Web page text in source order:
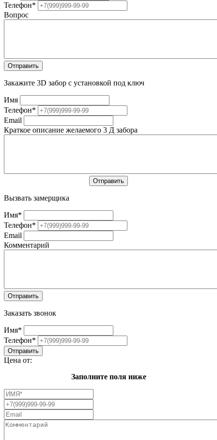
Телефон*
Вопрос
Закажите 3D забор с установкой под ключ
Имя
Телефон*
Email
Краткое описание желаемого 3 Д забора
Вызвать замерщика
Имя*
Телефон*
Email
Комментарий
Заказать звонок
Имя*
Телефон*
Цена от:
Заполните поля ниже